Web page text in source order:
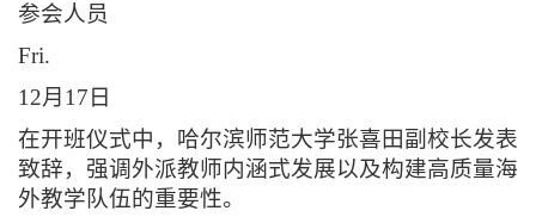
参会人员
Fri.
12月17日
在开班仪式中，哈尔滨师范大学张喜田副校长发表
致辞，强调外派教师内涵式发展以及构建高质量海
外教学队伍的重要性。